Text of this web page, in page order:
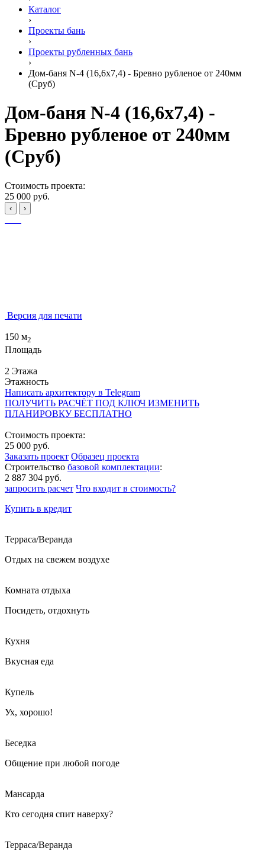
Каталог
›
Проекты бань
›
Проекты рубленных бань
›
Дом-баня N-4 (16,6х7,4) - Бревно рубленое от 240мм
(Сруб)
Дом-баня N-4 (16,6х7,4) -
Бревно рубленое от 240мм
(Сруб)
Стоимость проекта:
25 000 руб.
‹ ›
Версия для печати
150 м2
Площадь
2 Этажа
Этажность
Написать архитектору в Telegram
ПОЛУЧИТЬ РАСЧЁТ ПОД КЛЮЧ ИЗМЕНИТЬ
ПЛАНИРОВКУ БЕСПЛАТНО
Стоимость проекта:
25 000 руб.
Заказать проект Образец проекта
Строительство базовой комплектации:
2 887 304 руб.
запросить расчет Что входит в стоимость?
Купить в кредит
Терраса/Веранда
Отдых на свежем воздухе
Комната отдыха
Посидеть, отдохнуть
Кухня
Вкусная еда
Купель
Ух, хорошо!
Беседка
Общение при любой погоде
Мансарда
Кто сегодня спит наверху?
Терраса/Веранда